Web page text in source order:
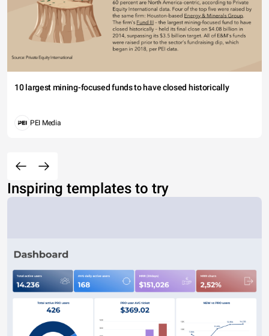
10 largest mining-focused funds to have closed historically
PEI Media
Inspiring templates to try